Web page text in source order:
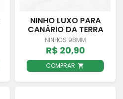
NINHO LUXO PARA
CANÁRIO DA TERRA
NINHOS 98MM
R$ 20,90
COMPRAR